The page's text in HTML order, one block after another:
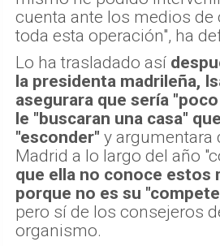
cuenta ante los medios
toda esta operación", ha
Lo ha trasladado así
la presidenta madrileña,
asegurara que sería
le "buscaran una casa"
"esconder" y argumentara
Madrid a lo largo del año
que ella no conoce estos
porque no es su
pero sí de los consejeros
organismo.